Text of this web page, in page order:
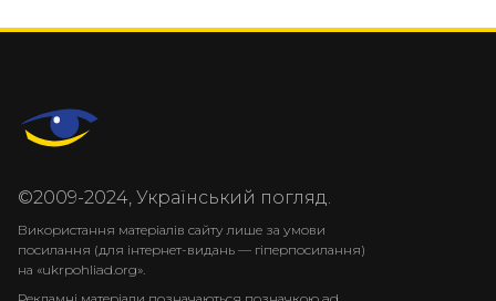
©2009-2024, Український погляд.
Використання матеріалів сайту лише за умови
посилання (для інтернет-видань — гіперпосилання)
на «ukrpohliad.org».